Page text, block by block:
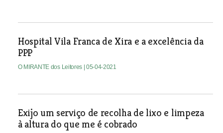
Hospital Vila Franca de Xira e a excelência da
PPP
O MIRANTE dos Leitores | 05-04-2021
Exijo um serviço de recolha de lixo e limpeza
à altura do que me é cobrado